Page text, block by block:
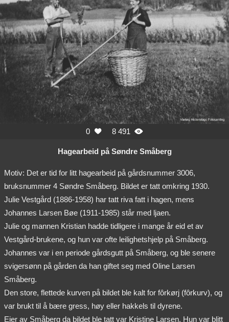
0  8 491 
Hagearbeid på Søndre Småberg
Motiv: Det er tid for litt hagearbeid på gårdsnummer 3006,
bruksnummer 4 Søndre Småberg. Bildet er tatt omkring 1930.
Julie Vestgård (1886-1958) har tatt riva fatt i hagen, mens
Johannes Larsen Bøe (1911-1985) står med ljaen.
Julie og mannen Kristian hadde tidligere i mange år eid et av
Vestgård-brukene, og hun var ofte leilighetshjelp på Småberg.
Johannes var i en periode gårdsgutt på Småberg, og ble senere
svigersønn på gården da han giftet seg med Oline Larsen
Småberg.
Den store, flettede kurven på bildet ble kalt for fôrkørj (fôrkurv), og
var brukt til å bære gress, høy eller hakkels til dyrene.
Eier av Småberg da bildet ble tatt var Kristine Larsen. Hun var blitt